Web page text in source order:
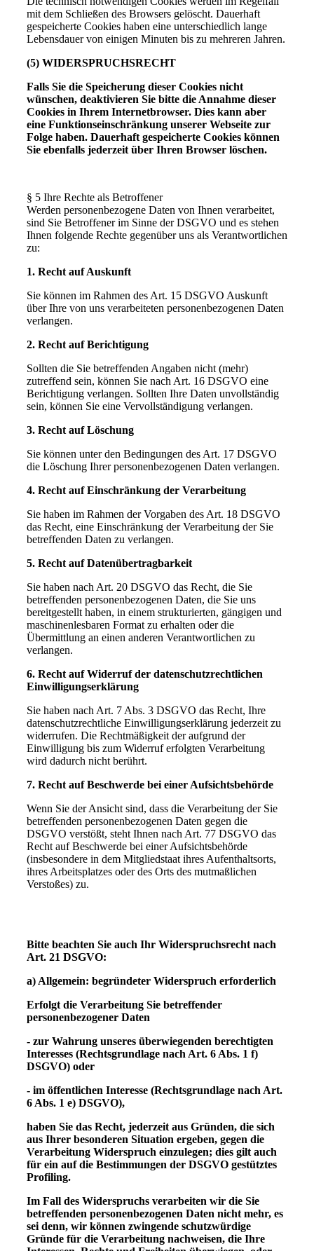
mit dem Schließen des Browsers gelöscht. Dauerhaft
gespeicherte Cookies haben eine unterschiedlich lange
Lebensdauer von einigen Minuten bis zu mehreren Jahren.
(5) WIDERSPRUCHSRECHT
Falls Sie die Speicherung dieser Cookies nicht
wünschen, deaktivieren Sie bitte die Annahme dieser
Cookies in Ihrem Internetbrowser. Dies kann aber
eine Funktionseinschränkung unserer Webseite zur
Folge haben. Dauerhaft gespeicherte Cookies können
Sie ebenfalls jederzeit über Ihren Browser löschen.
§ 5 Ihre Rechte als Betroffener
Werden personenbezogene Daten von Ihnen verarbeitet,
sind Sie Betroffener im Sinne der DSGVO und es stehen
Ihnen folgende Rechte gegenüber uns als Verantwortlichen
zu:
1. Recht auf Auskunft
Sie können im Rahmen des Art. 15 DSGVO Auskunft
über Ihre von uns verarbeiteten personenbezogenen Daten
verlangen.
2. Recht auf Berichtigung
Sollten die Sie betreffenden Angaben nicht (mehr)
zutreffend sein, können Sie nach Art. 16 DSGVO eine
Berichtigung verlangen. Sollten Ihre Daten unvollständig
sein, können Sie eine Vervollständigung verlangen.
3. Recht auf Löschung
Sie können unter den Bedingungen des Art. 17 DSGVO
die Löschung Ihrer personenbezogenen Daten verlangen.
4. Recht auf Einschränkung der Verarbeitung
Sie haben im Rahmen der Vorgaben des Art. 18 DSGVO
das Recht, eine Einschränkung der Verarbeitung der Sie
betreffenden Daten zu verlangen.
5. Recht auf Datenübertragbarkeit
Sie haben nach Art. 20 DSGVO das Recht, die Sie
betreffenden personenbezogenen Daten, die Sie uns
bereitgestellt haben, in einem strukturierten, gängigen und
maschinenlesbaren Format zu erhalten oder die
Übermittlung an einen anderen Verantwortlichen zu
verlangen.
6. Recht auf Widerruf der datenschutzrechtlichen
Einwilligungserklärung
Sie haben nach Art. 7 Abs. 3 DSGVO das Recht, Ihre
datenschutzrechtliche Einwilligungserklärung jederzeit zu
widerrufen. Die Rechtmäßigkeit der aufgrund der
Einwilligung bis zum Widerruf erfolgten Verarbeitung
wird dadurch nicht berührt.
7. Recht auf Beschwerde bei einer Aufsichtsbehörde
Wenn Sie der Ansicht sind, dass die Verarbeitung der Sie
betreffenden personenbezogenen Daten gegen die
DSGVO verstößt, steht Ihnen nach Art. 77 DSGVO das
Recht auf Beschwerde bei einer Aufsichtsbehörde
(insbesondere in dem Mitgliedstaat ihres Aufenthaltsorts,
ihres Arbeitsplatzes oder des Orts des mutmaßlichen
Verstoßes) zu.
Bitte beachten Sie auch Ihr Widerspruchsrecht nach
Art. 21 DSGVO:
a) Allgemein: begründeter Widerspruch erforderlich
Erfolgt die Verarbeitung Sie betreffender
personenbezogener Daten
- zur Wahrung unseres überwiegenden berechtigten
Interesses (Rechtsgrundlage nach Art. 6 Abs. 1 f)
DSGVO) oder
- im öffentlichen Interesse (Rechtsgrundlage nach Art.
6 Abs. 1 e) DSGVO),
haben Sie das Recht, jederzeit aus Gründen, die sich
aus Ihrer besonderen Situation ergeben, gegen die
Verarbeitung Widerspruch einzulegen; dies gilt auch
für ein auf die Bestimmungen der DSGVO gestütztes
Profiling.
Im Fall des Widerspruchs verarbeiten wir die Sie
betreffenden personenbezogenen Daten nicht mehr, es
sei denn, wir können zwingende schutzwürdige
Gründe für die Verarbeitung nachweisen, die Ihre